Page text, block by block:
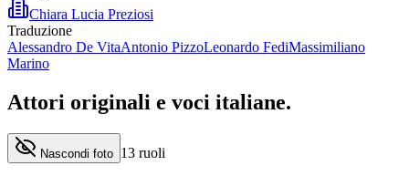
Chiara Lucia Preziosi
Traduzione
Alessandro De VitaAntonio PizzoLeonardo FediMassimiliano
Marino
Attori originali e voci italiane.
Nascondi foto 13 ruoli